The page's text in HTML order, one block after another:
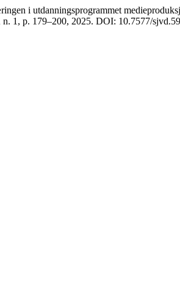
i utdanningsprogrammet
n. 1, p. 179–200, 2025. DOI: 10.7577/